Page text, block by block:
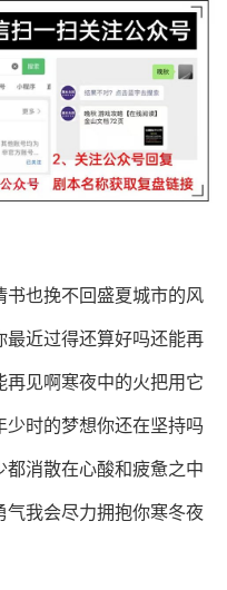
也挽不回盛夏城市的风
最近过得还算好吗还能再
再见啊寒夜中的火把用它
时的梦想你还在坚持吗
消散在心酸和疲惫之中
气我会尽力拥抱你寒冬夜